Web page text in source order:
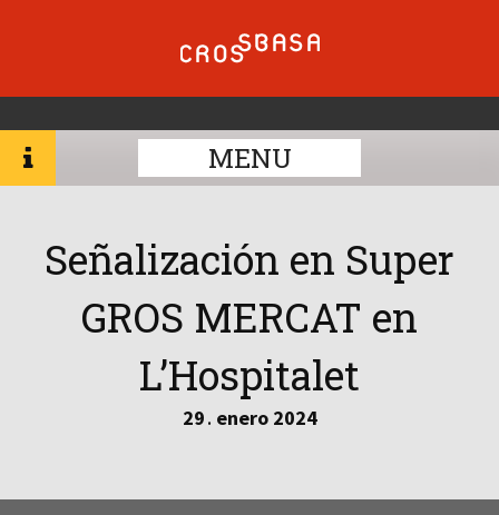
MENU
Señalización en Super
GROS MERCAT en
L’Hospitalet
29 . enero 2024